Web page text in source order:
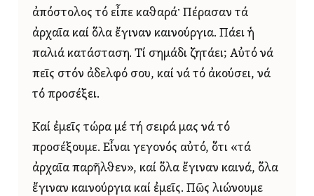
ἀπόστολος τό εἶπε καθαρά· Πέρασαν τά
ἀρχαῖα καί ὅλα ἔγιναν καινούργια. Πάει ἡ
παλιά κατάσταση. Τί σημάδι ζητάει; Αὐτό νά
πεῖς στόν ἀδελφό σου, καί νά τό ἀκούσει, νά
τό προσέξει.
Καί ἐμεῖς τώρα μέ τή σειρά μας νά τό
προσέξουμε. Εἶναι γεγονός αὐτό, ὅτι «τά
ἀρχαῖα παρῆλθεν», καί ὅλα ἔγιναν καινά, ὅλα
ἔγιναν καινούργια καί ἐμεῖς. Πῶς λιώνουμε